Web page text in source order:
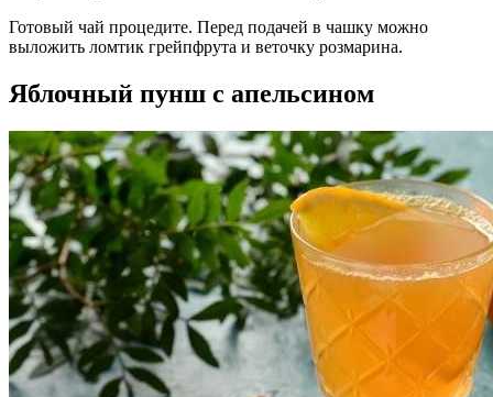
Готовый чай процедите. Перед подачей в чашку можно
выложить ломтик грейпфрута и веточку розмарина.
Яблочный пунш с апельсином